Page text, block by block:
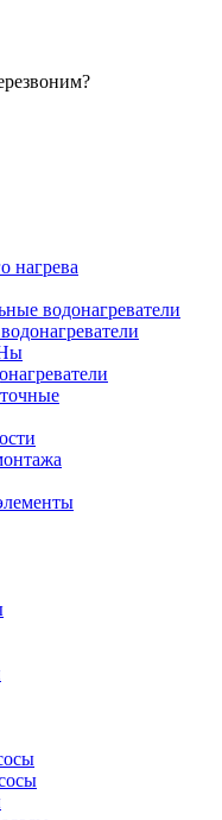
нагрева
водонагреватели